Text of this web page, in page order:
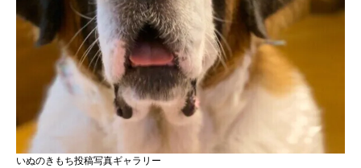
いぬのきもち投稿写真ギャラリー